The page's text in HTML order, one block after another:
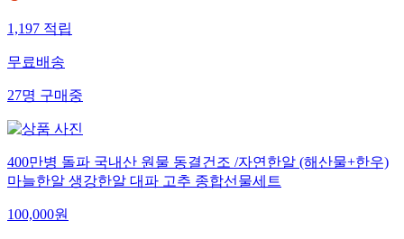
1,197 적립
무료배송
27명 구매중
400만병 돌파 국내산 원물 동결건조 /자연한알 (해산물+한우)
마늘한알 생강한알 대파 고추 종합선물세트
100,000원